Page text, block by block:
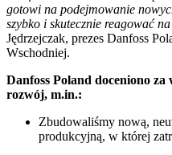
gotowi na podejmowanie
szybko i skutecznie reagować
Jędrzejczak, prezes Danfoss
Wschodniej.
Danfoss Poland doceniono
rozwój, m.in.:
Zbudowaliśmy nową,
produkcyjną, w której